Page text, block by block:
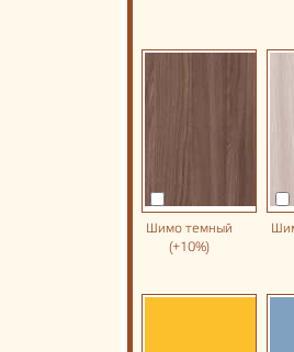
Шимо темный
(+10%)